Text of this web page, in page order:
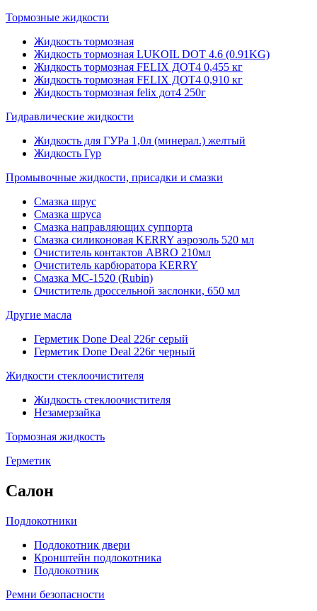
Тормозные жидкости
Жидкость тормозная
Жидкость тормозная LUKOIL DOT 4.6 (0.91KG)
Жидкость тормозная FELIX ДОТ4 0,455 кг
Жидкость тормозная FELIX ДОТ4 0,910 кг
Жидкость тормозная felix дот4 250г
Гидравлические жидкости
Жидкость для ГУРа 1,0л (минерал.) желтый
Жидкость Гур
Промывочные жидкости, присадки и смазки
Смазка шрус
Смазка шруса
Смазка направляющих суппорта
Смазка силиконовая KERRY аэрозоль 520 мл
Очиститель контактов ABRO 210мл
Очиститель карбюратора KERRY
Смазка МС-1520 (Rubin)
Очиститель дроссельной заслонки, 650 мл
Другие масла
Герметик Done Deal 226г серый
Герметик Done Deal 226г черный
Жидкости стеклоочистителя
Жидкость стеклоочистителя
Незамерзайка
Тормозная жидкость
Герметик
Салон
Подлокотники
Подлокотник двери
Кронштейн подлокотника
Подлокотник
Ремни безопасности